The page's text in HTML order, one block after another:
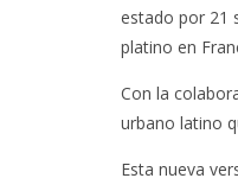
estado por 21
platino en
Con la
urbano latino
Esta nueva